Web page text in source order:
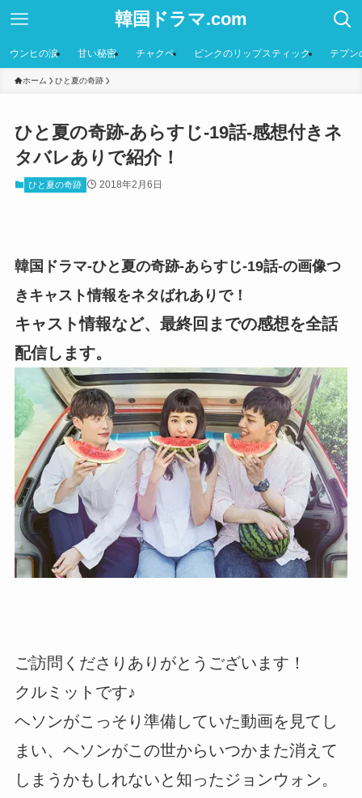
韓国ドラマ.com
ウンヒの涙 甘い秘密 チャクペ ピンクのリップスティック テプン
ホーム ひと夏の奇跡
ひと夏の奇跡-あらすじ-19話-感想付きネ
タバレありで紹介！
ひと夏の奇跡 2018年2月6日
韓国ドラマ-ひと夏の奇跡-あらすじ-19話-の画像つ
きキャスト情報をネタばれありで！
キャスト情報など、最終回までの感想を全話
配信します。
ご訪問くださりありがとうございます！
クルミットです♪
ヘソンがこっそり準備していた動画を見てし
まい、ヘソンがこの世からいつかまた消えて
しまうかもしれないと知ったジョンウォン。